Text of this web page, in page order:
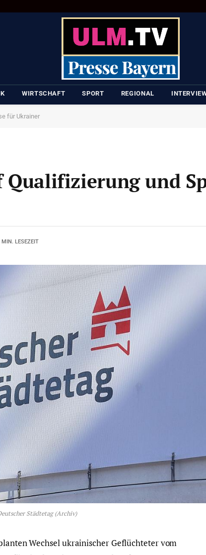
WIRTSCHAFT SPORT REGIONAL
für Ukrainer
Qualifizierung und
MIN. LESEZEIT
Städtetag (Archiv)
Wechsel ukrainischer Geflüchteter vom